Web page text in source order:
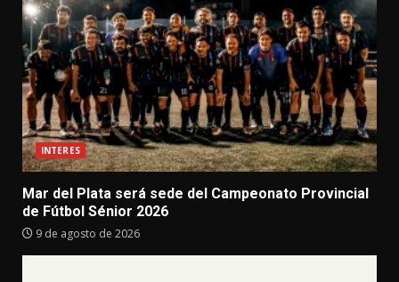
INTERES
Mar del Plata será sede del Campeonato Provincial
de Fútbol Sénior 2026
9 de agosto de 2026